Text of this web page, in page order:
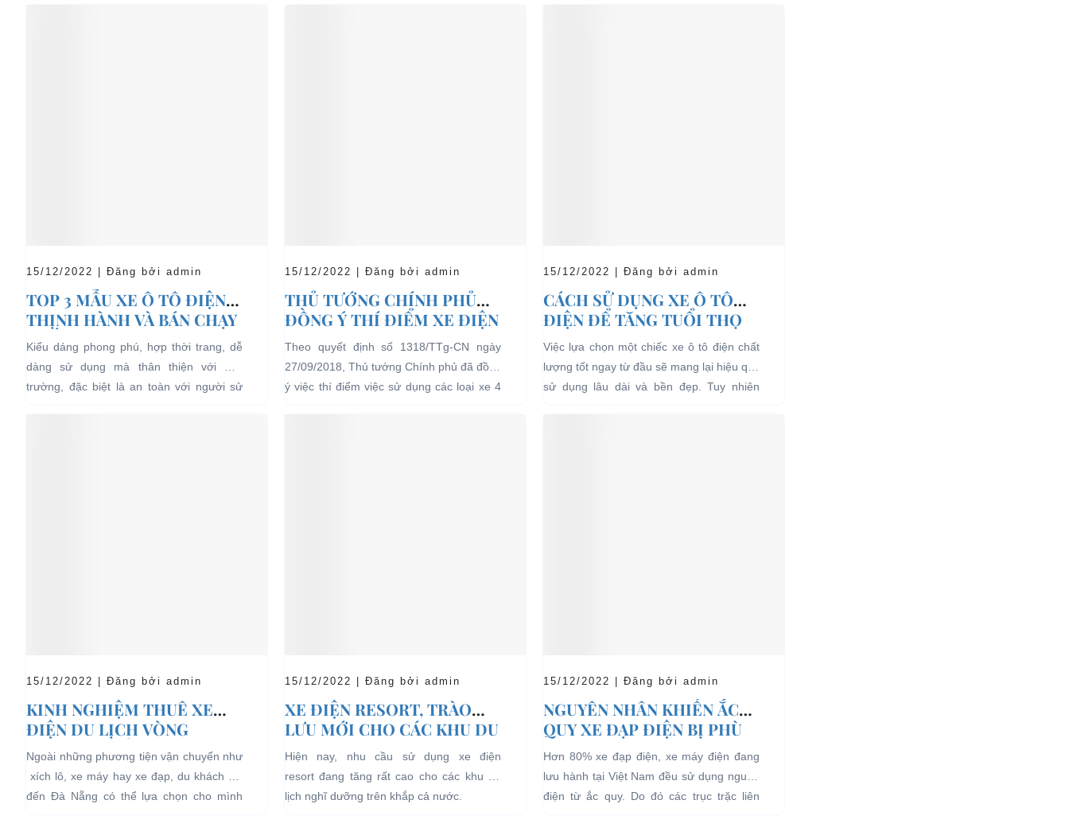
15/12/2022 | Đăng bởi admin
TOP 3 MẪU XE Ô TÔ ĐIỆN
THỊNH HÀNH VÀ BÁN CHẠY
NHẤT HIỆN NAY
Kiểu dáng phong phú, hợp thời trang, dễ
dàng sử dụng mà thân thiện với môi
trường, đặc biệt là an toàn với người sử
15/12/2022 | Đăng bởi admin
THỦ TƯỚNG CHÍNH PHỦ
ĐỒNG Ý THÍ ĐIỂM XE ĐIỆN
04 BÁNH CHỞ KHÁCH DU
LỊCH TẠI CÁC KHU VỰC
HẠN CHẾ
Theo quyết định số 1318/TTg-CN ngày
27/09/2018, Thủ tướng Chính phủ đã đồng
ý việc thí điểm việc sử dụng các loại xe 4
15/12/2022 | Đăng bởi admin
CÁCH SỬ DỤNG XE Ô TÔ
ĐIỆN ĐỂ TĂNG TUỔI THỌ
CHO XE
Việc lựa chọn một chiếc xe ô tô điện chất
lượng tốt ngay từ đầu sẽ mang lại hiệu quả
sử dụng lâu dài và bền đẹp. Tuy nhiên
15/12/2022 | Đăng bởi admin
KINH NGHIỆM THUÊ XE
ĐIỆN DU LỊCH VÒNG
QUANH ĐÀ NẴNG
Ngoài những phương tiện vận chuyển như
xích lô, xe máy hay xe đạp, du khách khi
đến Đà Nẵng có thể lựa chọn cho mình
15/12/2022 | Đăng bởi admin
XE ĐIỆN RESORT, TRÀO
LƯU MỚI CHO CÁC KHU DU
LỊCH NGHĨ DƯỠNG.
Hiện nay, nhu cầu sử dụng xe điện
resort đang tăng rất cao cho các khu du
lịch nghĩ dưỡng trên khắp cả nước.
15/12/2022 | Đăng bởi admin
NGUYÊN NHÂN KHIẾN ẮC
QUY XE ĐẠP ĐIỆN BỊ PHÙ
Hơn 80% xe đạp điện, xe máy điện đang
lưu hành tại Việt Nam đều sử dụng nguồn
điện từ ắc quy. Do đó các trục trặc liên